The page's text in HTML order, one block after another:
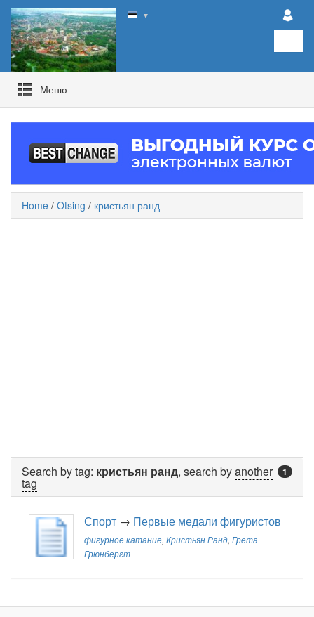
▼
Mеню
Home / Otsing / кристьян ранд
1
Search by tag: кристьян ранд, search byanother
tag
Спорт → Первые медали фигуристов
фигурное катание, Кристьян Ранд, Грета
Грюнбергm